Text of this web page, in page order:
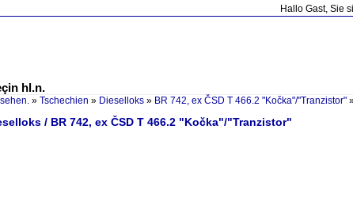
Hallo Gast, Sie
hl.n.
» Tschechien » Dieselloks » BR 742, ex ČSD T 466.2 "Kočka"/"Tranzistor"
/ BR 742, ex ČSD T 466.2 "Kočka"/"Tranzistor"